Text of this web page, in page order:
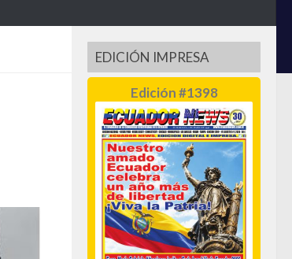
EDICIÓN IMPRESA
Edición #1398